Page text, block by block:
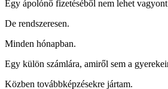
Egy ápolónő fizetéséből nem lehet
De rendszeresen.
Minden hónapban.
Egy külön számlára, amiről sem a
Közben továbbképzésekre jártam.